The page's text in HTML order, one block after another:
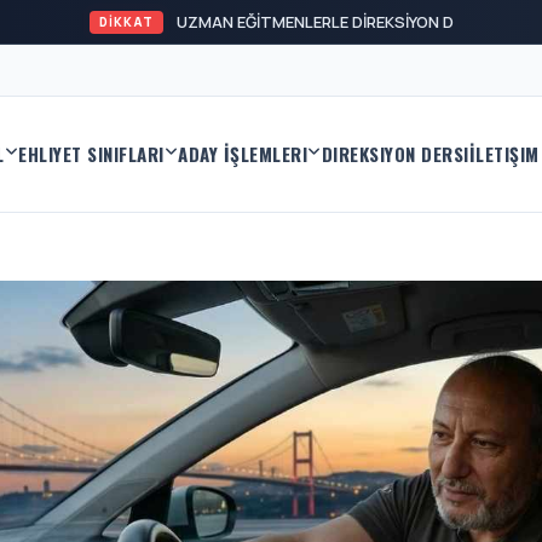
DİKKAT
EHLIYET SINIFLARI ADAY İŞLEMLERI DIREKSIYON DERSIİLETIŞIM